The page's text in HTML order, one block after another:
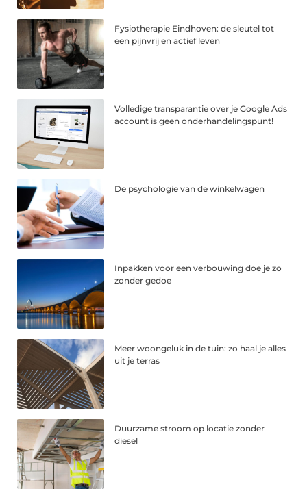
Fysiotherapie Eindhoven: de sleutel tot
een pijnvrij en actief leven
Volledige transparantie over je Google Ads
account is geen onderhandelingspunt!
De psychologie van de winkelwagen
Inpakken voor een verbouwing doe je zo
zonder gedoe
Meer woongeluk in de tuin: zo haal je alles
uit je terras
Duurzame stroom op locatie zonder
diesel